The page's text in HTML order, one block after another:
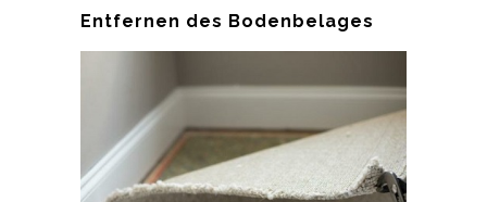
Entfernen des Bodenbelages